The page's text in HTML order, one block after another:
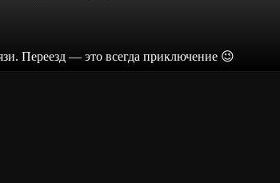
Переезд — это всегда приключение 😉